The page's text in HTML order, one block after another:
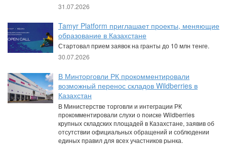
31.07.2026
Tamyr Platform приглашает проекты, меняющие
образование в Казахстане
Стартовал прием заявок на гранты до 10 млн тенге.
30.07.2026
В Минторговли РК прокомментировали
возможный перенос складов Wildberries в
Казахстан
В Министерстве торговли и интеграции РК
прокомментировали слухи о поиске Wildberries
крупных складских площадей в Казахстане, заявив об
отсутствии официальных обращений и соблюдении
единых правил для всех участников рынка.